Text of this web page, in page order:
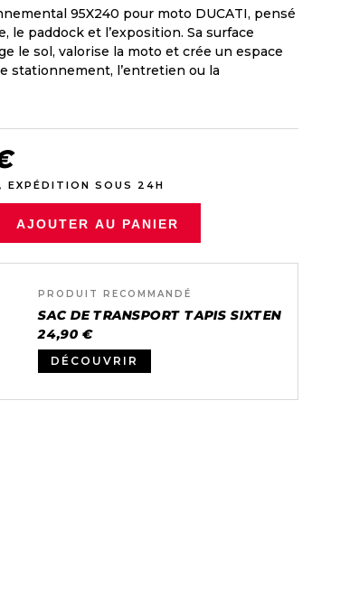
95X240 pour moto DUCATI, pensé
le paddock et l’exposition. Sa surface
le sol, valorise la moto et crée un espace
stationnement, l’entretien ou la
EXPÉDITION SOUS 24H
AJOUTER AU PANIER
PRODUIT RECOMMANDÉ
SAC DE TRANSPORT TAPIS SIXTEN
24,90 €
DÉCOUVRIR